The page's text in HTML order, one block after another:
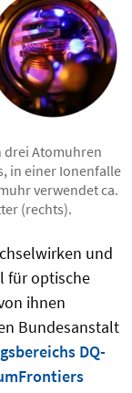
drei Atomuhren
in einer Ionenfalle
verwendet ca.
(rechts).
und
für optische
ihnen
Bundesanstalt
DQ-